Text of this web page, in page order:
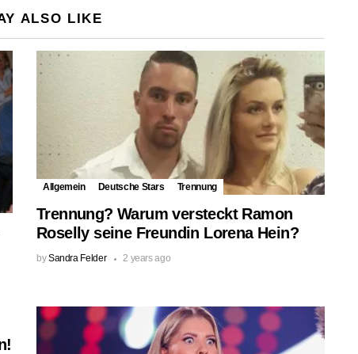
ALSO LIKE
Allgemein Deutsche Stars Trennung
Trennung? Warum versteckt Ramon
Roselly seine Freundin Lorena Hein?
bySandra Felder 2 years ago